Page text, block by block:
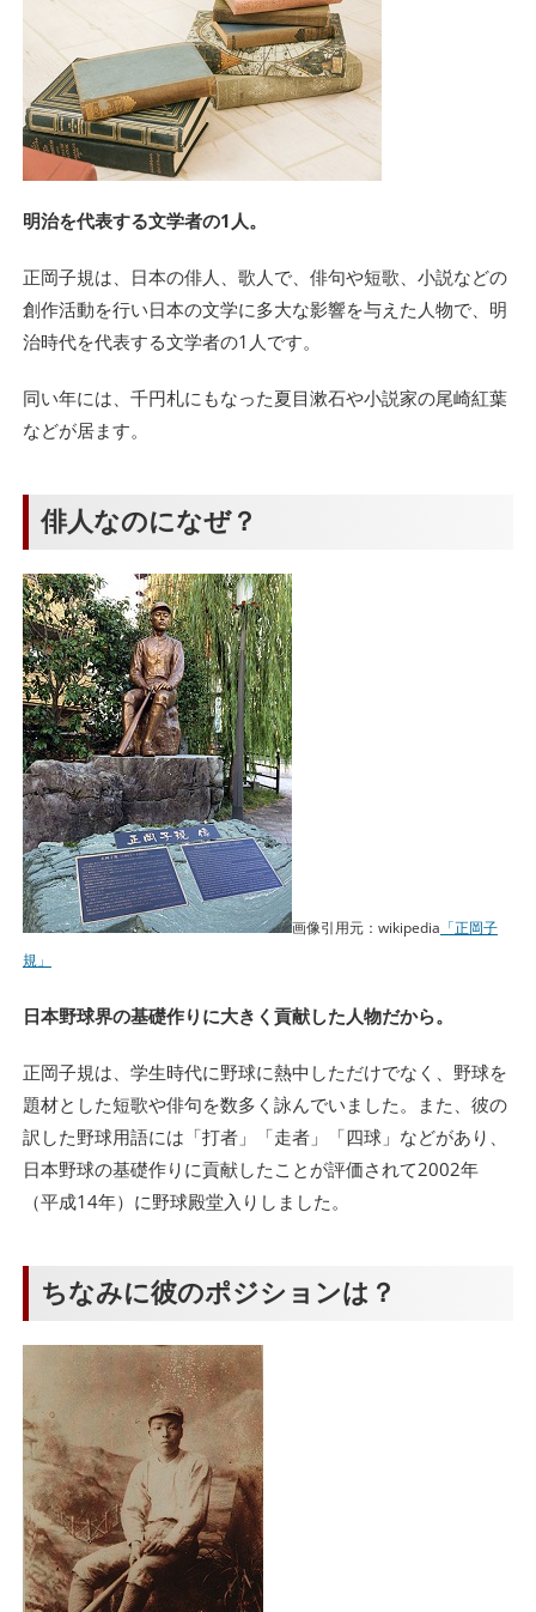
明治を代表する文学者の1人。
正岡子規は、日本の俳人、歌人で、俳句や短歌、小説などの
創作活動を行い日本の文学に多大な影響を与えた人物で、明
治時代を代表する文学者の1人です。
同い年には、千円札にもなった夏目漱石や小説家の尾崎紅葉
などが居ます。
俳人なのになぜ？
画像引用元：wikipedia 「正岡子
規」
日本野球界の基礎作りに大きく貢献した人物だから。
正岡子規は、学生時代に野球に熱中しただけでなく、野球を
題材とした短歌や俳句を数多く詠んでいました。また、彼の
訳した野球用語には「打者」「走者」「四球」などがあり、
日本野球の基礎作りに貢献したことが評価されて2002年
（平成14年）に野球殿堂入りしました。
ちなみに彼のポジションは？